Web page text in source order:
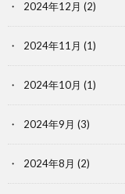
2024年12月 (2)
2024年11月 (1)
2024年10月 (1)
2024年9月 (3)
2024年8月 (2)